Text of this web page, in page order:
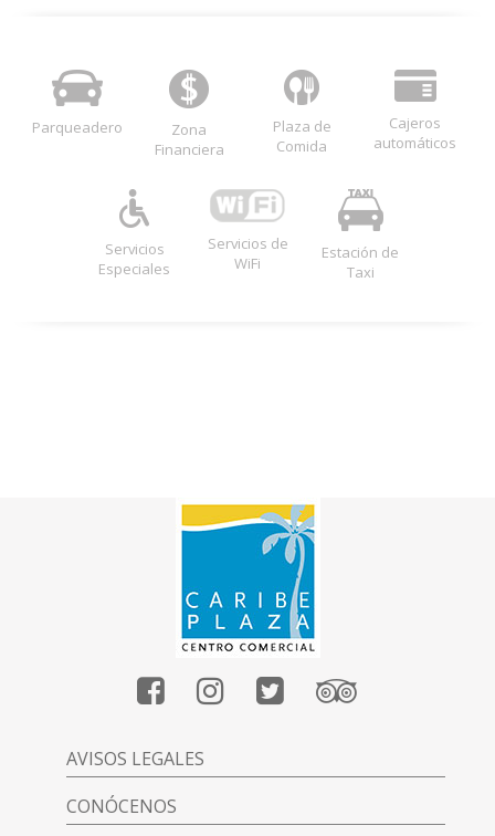
Parqueadero
Zona
Financiera
Plaza de
Comida
Cajeros
automáticos
Servicios
Especiales
Servicios de
WiFi
Estación de
Taxi
AVISOS LEGALES
CONÓCENOS